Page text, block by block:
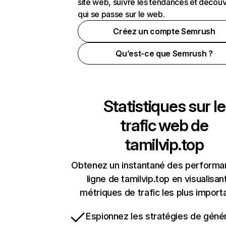
site web, suivre les tendances et
qui se passe sur le web.
Créez un compte Semrush
Qu’est-ce que Semrush ?
Statistiques sur le
trafic web de
tamilvip.top
Obtenez un instantané des
ligne de tamilvip.top en
métriques de trafic les plus
Espionnez les stratégies de